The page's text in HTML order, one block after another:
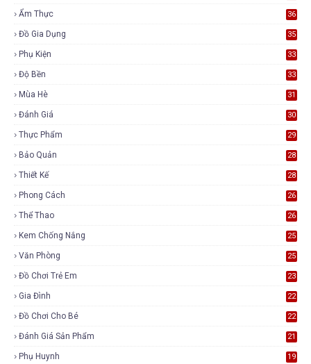
Ẩm Thực 36
Đồ Gia Dụng 35
Phụ Kiện 33
Độ Bền 33
Mùa Hè 31
Đánh Giá 30
Thực Phẩm 29
Bảo Quản 28
Thiết Kế 28
Phong Cách 26
Thể Thao 26
Kem Chống Nắng 25
Văn Phòng 25
Đồ Chơi Trẻ Em 23
Gia Đình 22
Đồ Chơi Cho Bé 22
Đánh Giá Sản Phẩm 21
Phụ Huynh 19